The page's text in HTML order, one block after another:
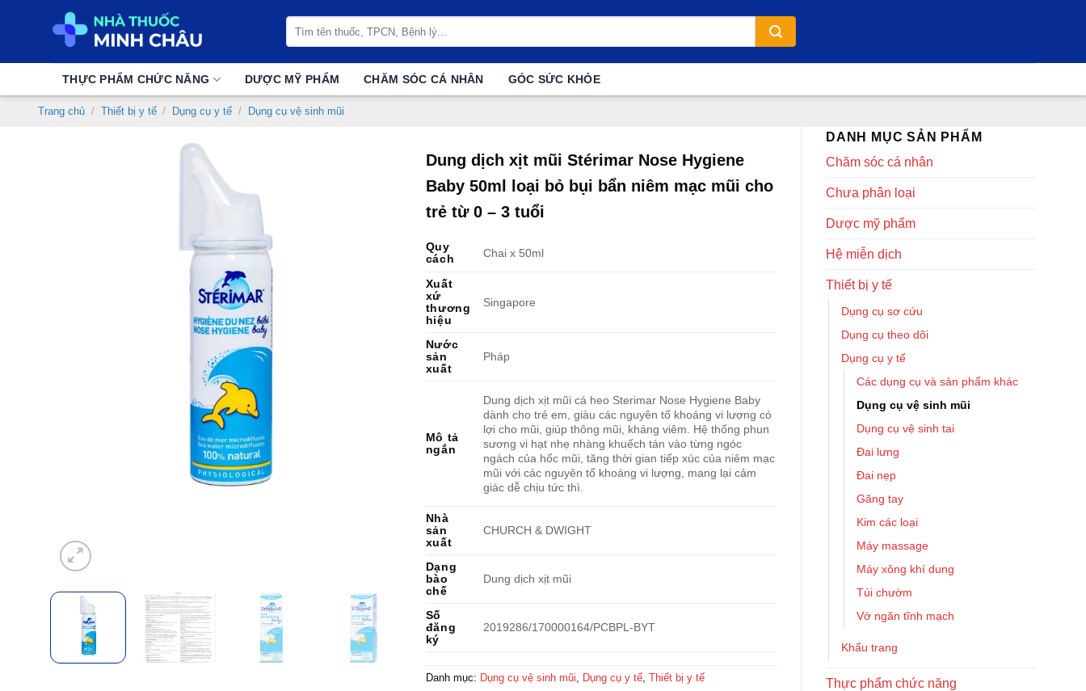
kiếm:
THỰC PHẨM CHỨC NĂNG DƯỢC MỸ PHẨM CHĂM SÓC CÁ NHÂN GÓC SỨC KHỎE
Trang chủ / Thiết bị y tế / Dụng cụ y tế / Dụng cụ vệ sinh mũi
DANH MỤC SẢN PHẨM
Chăm sóc cá nhân
Chưa phân loại
Dược mỹ phẩm
Hệ miễn dịch
Thiết bị y tế
Dụng cụ sơ cứu
Dụng cụ theo dõi
Dụng cụ y tế
Các dụng cụ và sản phẩm khác
Dụng cụ vệ sinh mũi
Dụng cụ vệ sinh tai
Đai lưng
Đai nẹp
Găng tay
Kim các loại
Máy massage
Máy xông khí dung
Túi chườm
Vớ ngăn tĩnh mạch
Khẩu trang
Thực phẩm chức năng
Dung dịch xịt mũi Stérimar Nose Hygiene
Baby 50ml loại bỏ bụi bẩn niêm mạc mũi cho
trẻ từ 0 – 3 tuổi
Quy
cách
Chai x 50ml
Xuất
xứ
thương
hiệu
Singapore
Nước
sản
xuất
Pháp
Mô tả
ngắn
Dung dịch xịt mũi cá heo Sterimar Nose Hygiene Baby
dành cho trẻ em, giàu các nguyên tố khoáng vi lượng có
lợi cho mũi, giúp thông mũi, kháng viêm. Hệ thống phun
sương vi hạt nhẹ nhàng khuếch tán vào từng ngóc
ngách của hốc mũi, tăng thời gian tiếp xúc của niêm mạc
mũi với các nguyên tố khoáng vi lượng, mang lại cảm
giác dễ chịu tức thì.
Nhà
sản
xuất
CHURCH & DWIGHT
Dạng
bào
chế
Dung dịch xịt mũi
Số
đăng
ký
2019286/170000164/PCBPL-BYT
Danh mục: Dụng cụ vệ sinh mũi, Dụng cụ y tế, Thiết bị y tế